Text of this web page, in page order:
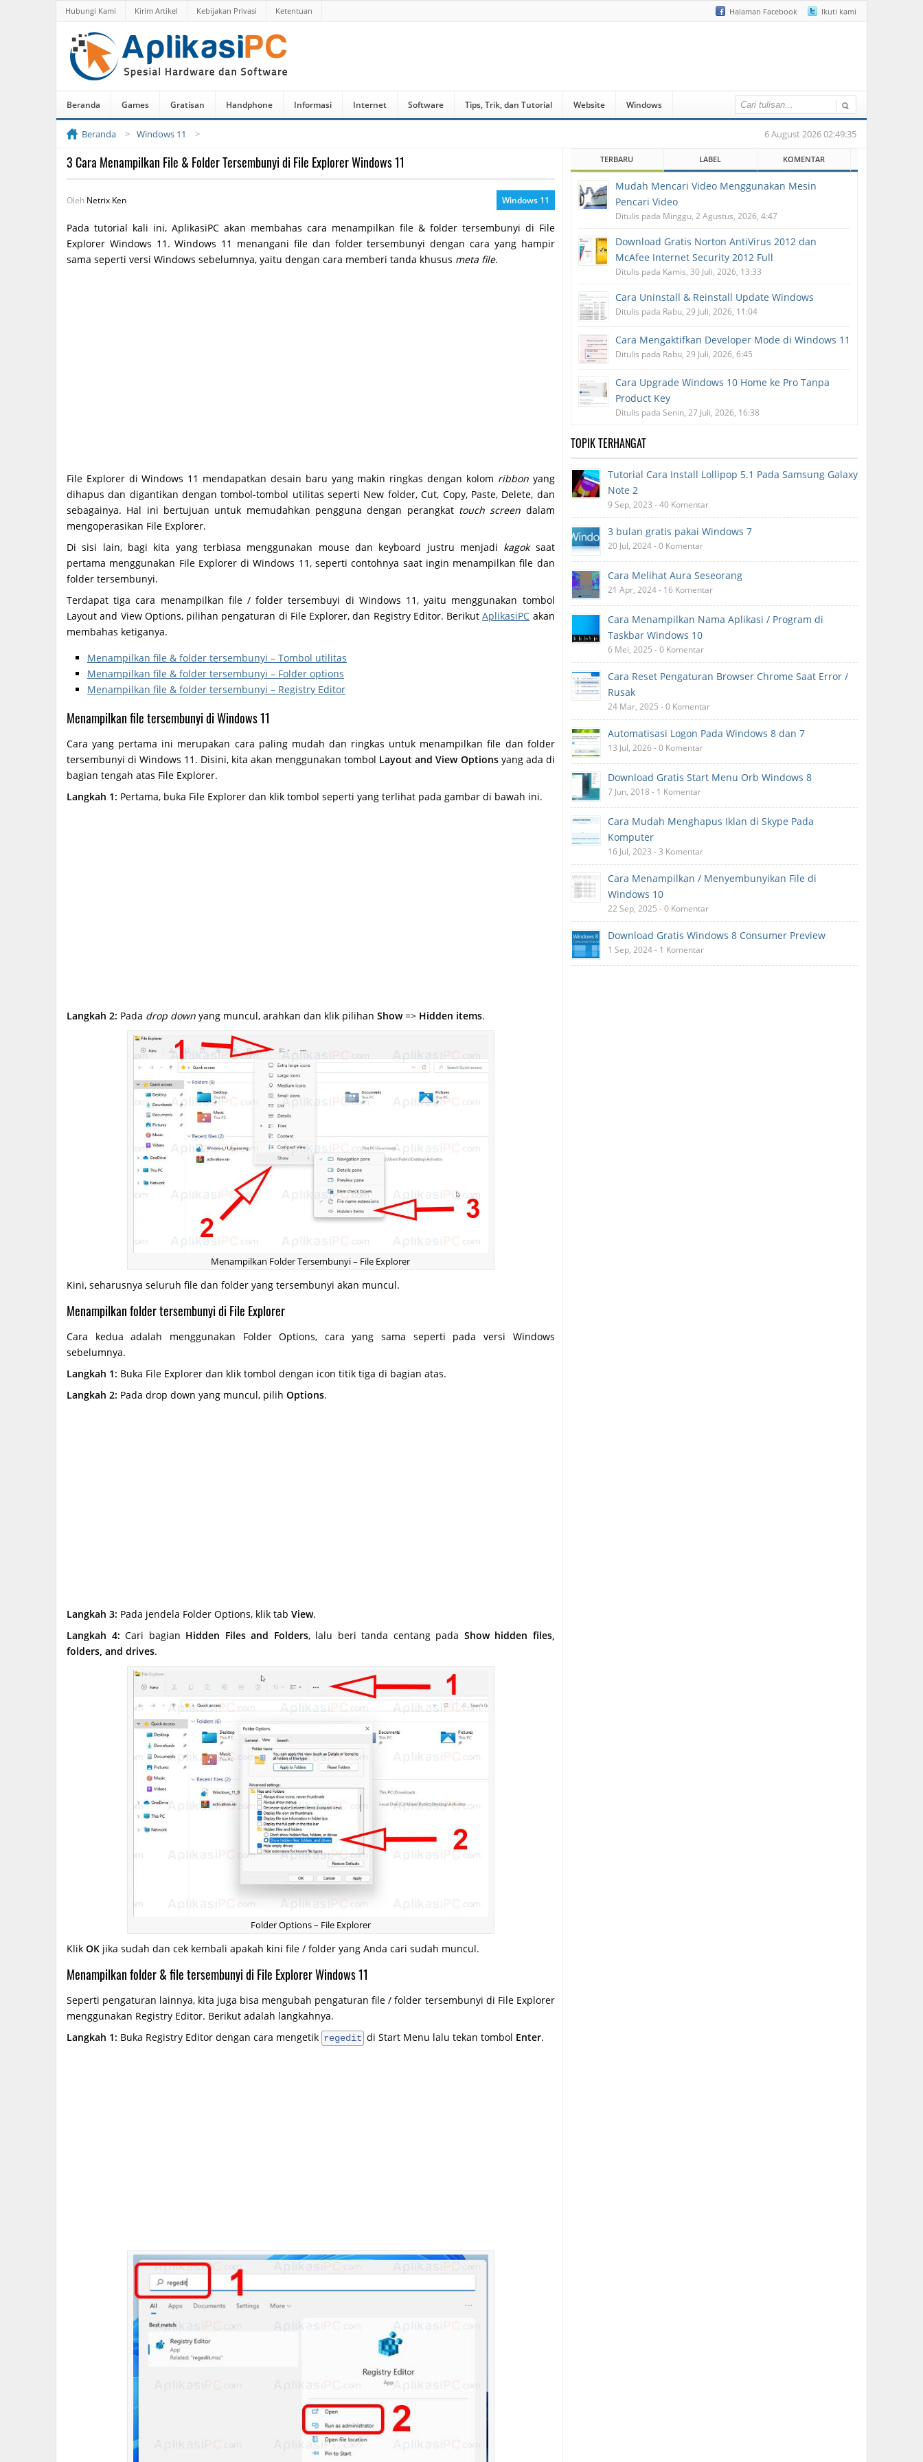
Halaman Facebook Ikuti kami
Hubungi Kami Kirim Artikel Kebijakan Privasi Ketentuan
Beranda Games Gratisan Handphone Informasi Internet Software Tips, Trik, dan Tutorial Website Windows
Beranda Windows 11 6 August 2026 02:49:35
3 Cara Menampilkan File & Folder Tersembunyi di File Explorer Windows 11
Oleh Netrix Ken Windows 11
Pada tutorial kali ini, AplikasiPC akan membahas cara menampilkan file & folder tersembunyi di File
Explorer Windows 11. Windows 11 menangani file dan folder tersembunyi dengan cara yang hampir
sama seperti versi Windows sebelumnya, yaitu dengan cara memberi tanda khusus meta file.
File Explorer di Windows 11 mendapatkan desain baru yang makin ringkas dengan kolom ribbonyang
dihapus dan digantikan dengan tombol-tombol utilitas seperti New folder, Cut, Copy, Paste, Delete, dan
sebagainya. Hal ini bertujuan untuk memudahkan pengguna dengan perangkat touch screen dalam
mengoperasikan File Explorer.
Di sisi lain, bagi kita yang terbiasa menggunakan mouse dan keyboard justru menjadi kagoksaat
pertama menggunakan File Explorer di Windows 11, seperti contohnya saat ingin menampilkan file dan
folder tersembunyi.
Terdapat tiga cara menampilkan file / folder tersembuyi di Windows 11, yaitu menggunakan tombol
Layout and View Options, pilihan pengaturan di File Explorer, dan Registry Editor. BerikutAplikasiPC akan
membahas ketiganya.
Menampilkan file & folder tersembunyi – Tombol utilitas
Menampilkan file & folder tersembunyi – Folder options
Menampilkan file & folder tersembunyi – Registry Editor
Menampilkan file tersembunyi di Windows 11
Cara yang pertama ini merupakan cara paling mudah dan ringkas untuk menampilkan file dan folder
tersembunyi di Windows 11. Disini, kita akan menggunakan tombol Layout and View Optionsyang ada di
bagian tengah atas File Explorer.
Langkah 1: Pertama, buka File Explorer dan klik tombol seperti yang terlihat pada gambar di bawah ini.
Langkah 2: Pada drop down yang muncul, arahkan dan klik pilihan Show=> Hidden items.
Menampilkan Folder Tersembunyi – File Explorer
Kini, seharusnya seluruh file dan folder yang tersembunyi akan muncul.
Menampilkan folder tersembunyi di File Explorer
Cara kedua adalah menggunakan Folder Options, cara yang sama seperti pada versi Windows
sebelumnya.
Langkah 1: Buka File Explorer dan klik tombol dengan icon titik tiga di bagian atas.
Langkah 2: Pada drop down yang muncul, pilih Options.
Langkah 3: Pada jendela Folder Options, klik tab View.
Langkah 4: Cari bagian Hidden Files and Folders, lalu beri tanda centang pada Show hidden files,
folders, and drives.
Folder Options – File Explorer
Klik OK jika sudah dan cek kembali apakah kini file / folder yang Anda cari sudah muncul.
Menampilkan folder & file tersembunyi di File Explorer Windows 11
Seperti pengaturan lainnya, kita juga bisa mengubah pengaturan file / folder tersembunyi di File Explorer
menggunakan Registry Editor. Berikut adalah langkahnya.
Langkah 1: Buka Registry Editor dengan cara mengetik regedit di Start Menu lalu tekan tombol Enter.
TERBARU LABEL KOMENTAR
Mudah Mencari Video Menggunakan Mesin
Pencari Video
Ditulis pada Minggu, 2 Agustus, 2026, 4:47
Download Gratis Norton AntiVirus 2012 dan
McAfee Internet Security 2012 Full
Ditulis pada Kamis, 30 Juli, 2026, 13:33
Cara Uninstall & Reinstall Update Windows
Ditulis pada Rabu, 29 Juli, 2026, 11:04
Cara Mengaktifkan Developer Mode di Windows 11
Ditulis pada Rabu, 29 Juli, 2026, 6:45
Cara Upgrade Windows 10 Home ke Pro Tanpa
Product Key
Ditulis pada Senin, 27 Juli, 2026, 16:38
TOPIK TERHANGAT
Tutorial Cara Install Lollipop 5.1 Pada Samsung Galaxy
Note 2
9 Sep, 2023 - 40 Komentar
3 bulan gratis pakai Windows 7
20 Jul, 2024 - 0 Komentar
Cara Melihat Aura Seseorang
21 Apr, 2024 - 16 Komentar
Cara Menampilkan Nama Aplikasi / Program di
Taskbar Windows 10
6 Mei, 2025 - 0 Komentar
Cara Reset Pengaturan Browser Chrome Saat Error /
Rusak
24 Mar, 2025 - 0 Komentar
Automatisasi Logon Pada Windows 8 dan 7
13 Jul, 2026 - 0 Komentar
Download Gratis Start Menu Orb Windows 8
7 Jun, 2018 - 1 Komentar
Cara Mudah Menghapus Iklan di Skype Pada
Komputer
16 Jul, 2023 - 3 Komentar
Cara Menampilkan / Menyembunyikan File di
Windows 10
22 Sep, 2025 - 0 Komentar
Download Gratis Windows 8 Consumer Preview
1 Sep, 2024 - 1 Komentar